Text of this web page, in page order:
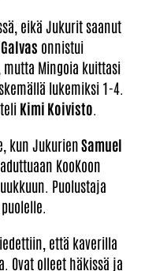
eikä Jukurit saanut
onnistui
Mingoia kuittasi
lukemiksi 1-4.
Kimi Koivisto
kun JukurienSamuel
KooKoon
Puolustaja
että kaverilla
Ovat olleet häkissä ja